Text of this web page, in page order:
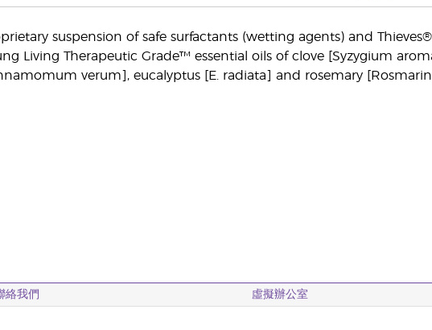
suspension of safe surfactants (wetting agents) and
Living Therapeutic Grade™ essential oils of clove [Syzygium
verum], eucalyptus [E. radiata] and rosemary
絡我們 虛擬辦公室